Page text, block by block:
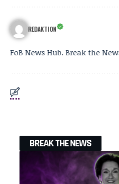
REDAKTION
FoB News Hub. Break the
BREAK THE NEWS